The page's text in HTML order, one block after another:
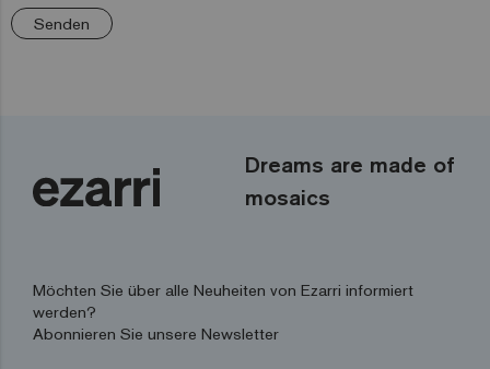
Senden
Dreams are made of
mosaics
Möchten Sie über alle Neuheiten von Ezarri informiert
werden?
Abonnieren Sie unsere Newsletter